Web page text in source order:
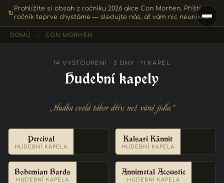
↻
Prohlížíte si obsah z ročníku 2026 akce Con Morhen. Příští
ročník teprve chystáme — sledujte nás, ať vám nic neunikne.
DOMŮ › CON MORHEN
14 VYSTOUPENÍ · 3 DNY · 11 KAPEL
Hudební kapely
„Hudba svolá tábor dřív, než vůně jídla."
Percival
HUDEBNÍ KAPELA
Kalsari Kännit
HUDEBNÍ KAPELA
Bohemian Bards
HUDEBNÍ KAPELA
Annimetal Acoustic
HUDEBNÍ KAPELA